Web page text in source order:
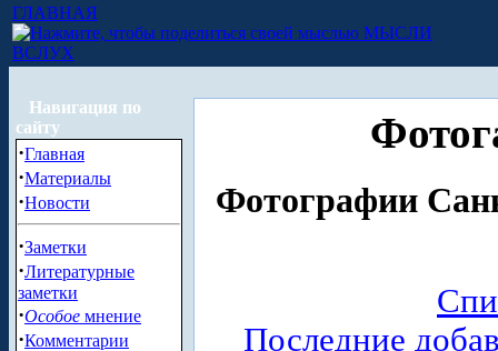
ГЛАВНАЯ
МЫСЛИ
ВСЛУХ
Навигация по
сайту
·Главная
·Материалы
·Новости
·Заметки
·Литературные
заметки
·Особое мнение
·Комментарии
Фотографии
Последние